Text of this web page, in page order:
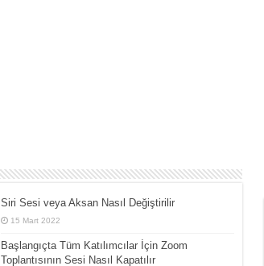
Siri Sesi veya Aksan Nasıl Değiştirilir
15 Mart 2022
Başlangıçta Tüm Katılımcılar İçin Zoom
Toplantısının Sesi Nasıl Kapatılır